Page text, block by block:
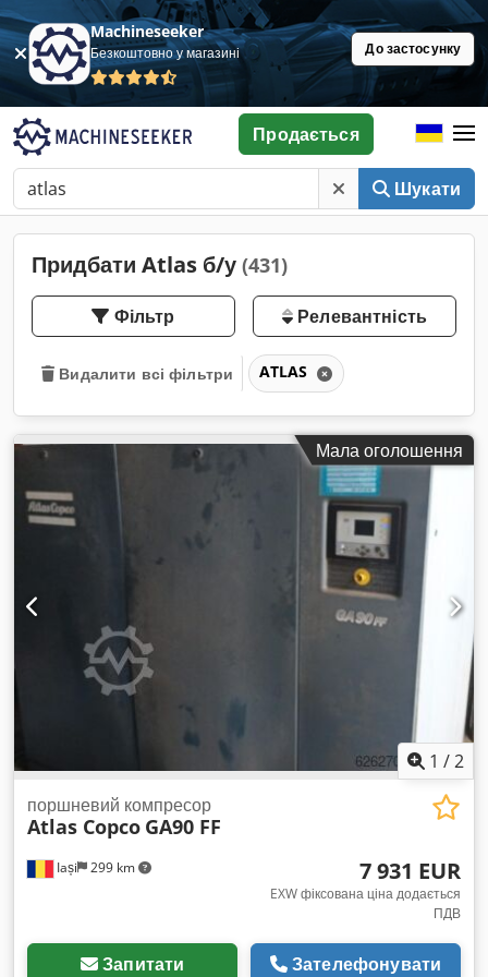
Machineseeker
Безкоштовно у магазині До застосунку
Шукати
Продається
Придбати Atlas б/у (431)
Фільтр Релевантність
Видалити всі фільтри ATLAS
Мала оголошення
1 /2
Iași 299 km
поршневий компресор
Atlas Copco GA90 FF
7 931 EUR
EXW фіксована ціна додається
ПДВ
Запитати Зателефонувати